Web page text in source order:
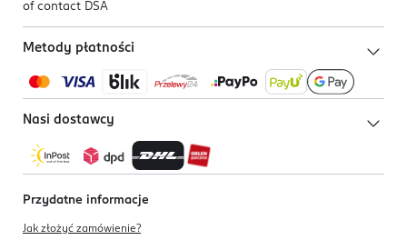
of contact DSA
Metody płatności
Nasi dostawcy
Przydatne informacje
Jak złożyć zamówienie?